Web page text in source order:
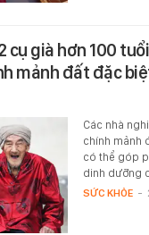
cụ già hơn 100
mảnh đất đặc
Các nhà
chính mảnh
có thể góp
dinh dưỡng
SỨC KHỎE -